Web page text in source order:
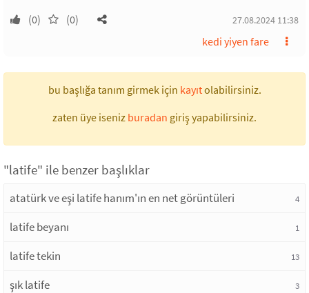
(0) (0) 27.08.2024 11:38
kedi yiyen fare
bu başlığa tanım girmek için kayıtolabilirsiniz.
zaten üye iseniz buradan giriş yapabilirsiniz.
"latife" ile benzer başlıklar
atatürk ve eşi latife hanım'ın en net görüntüleri 4
latife beyanı 1
latife tekin 13
şık latife 3